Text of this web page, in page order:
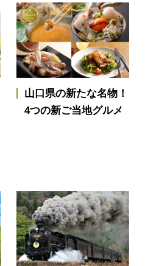
山口県の新たな名物！
4つの新ご当地グルメ